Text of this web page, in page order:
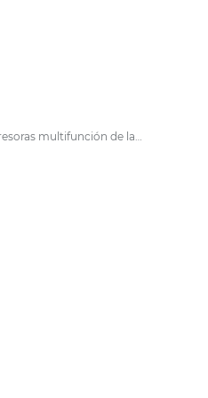
Impresoras multifunción de la serie i-SENSYS MF260 II de Canon